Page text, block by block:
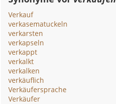
Verkauf
verkasematuckeln
verkarsten
verkapseln
verkappt
verkalkt
verkalken
verkäuflich
Verkäufersprache
Verkäufer